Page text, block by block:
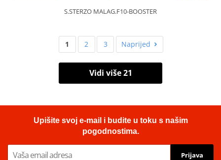
S.STERZO MALAG.F10-BOOSTER
1 2 3 Naprijed
Vidi više 21
Upišite svoj e-mail i budite u toku s našim
pogodnostima.
Prijava